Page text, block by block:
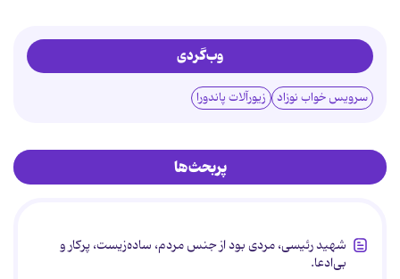
وب‌گردی
سرویس خواب نوزاد زیورآلات پاندورا
پربحث‌ها
شهید رئیسی، مردی بود از جنس مردم، ساده‌زیست، پرکار و
بی‌ادعا.